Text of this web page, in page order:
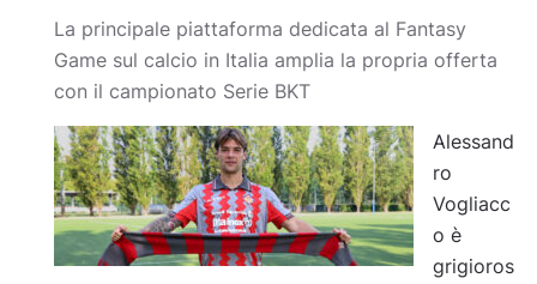
La principale piattaforma dedicata al Fantasy
Game sul calcio in Italia amplia la propria offerta
con il campionato Serie BKT
Alessand
ro
Vogliacc
o è
grigioros